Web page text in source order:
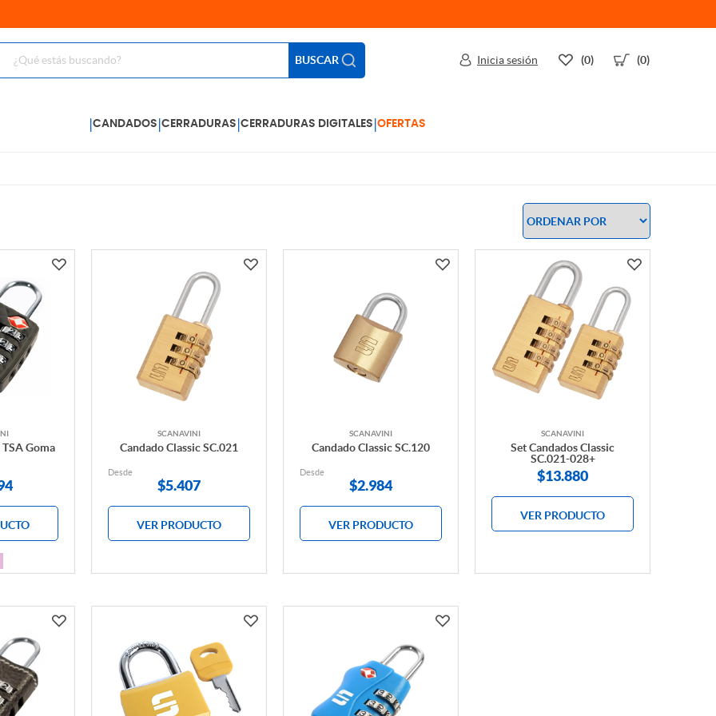
BUSCAR
|CANDADOS |CERRADURAS |CERRADURAS DIGITALES |OFERTAS
Inicia sesión (0) (0)
Goma
SCANAVINI
Candado Classic SC.021
Desde
$5.407
VER PRODUCTO
SCANAVINI
Candado Classic SC.120
Desde
$2.984
VER PRODUCTO
SCANAVINI
Set Candados Classic
SC.021-028+
$13.880
VER PRODUCTO